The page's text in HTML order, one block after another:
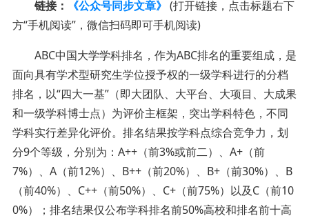
链接：
《公众号同步文章》 (打开链接，点击标题右下
方“手机阅读”，微信扫码即可手机阅读)
ABC中国大学学科排名，作为ABC排名的重要组成，是
面向具有学术型研究生学位授予权的一级学科进行的分档
排名，以“四大一基”（即大团队、大平台、大项目、大成果
和一级学科博士点）为评价主框架，突出学科特色，不同
学科实行差异化评价。排名结果按学科点综合竞争力，划
分9个等级，分别为：A++（前3%或前二）、A+（前
7%）、A（前12%）、B++（前20%）、B+（前30%）、B
（前40%）、C++（前50%）、C+（前75%）以及C（前10
0%）；排名结果仅公布学科排名前50%高校和排名前十高